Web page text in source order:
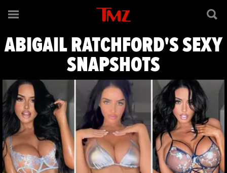
Abigail
ABIGAIL RATCHFORD'S SEXY
SNAPSHOTS